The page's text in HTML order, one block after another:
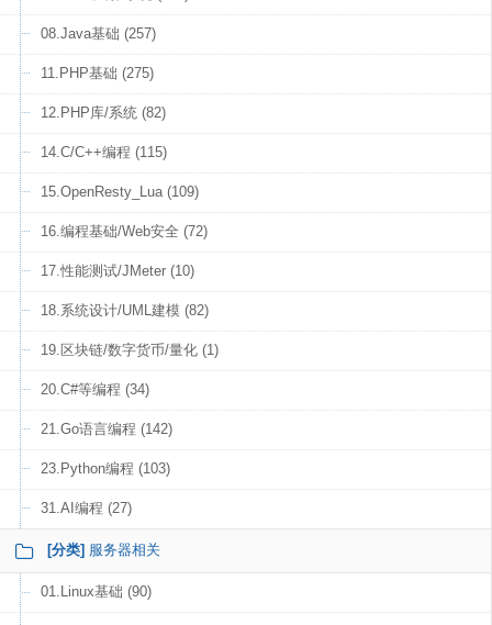
08.Java基础 (257)
11.PHP基础 (275)
12.PHP库/系统 (82)
14.C/C++编程 (115)
15.OpenResty_Lua (109)
16.编程基础/Web安全 (72)
17.性能测试/JMeter (10)
18.系统设计/UML建模 (82)
19.区块链/数字货币/量化 (1)
20.C#等编程 (34)
21.Go语言编程 (142)
23.Python编程 (103)
31.AI编程 (27)
[分类] 服务器相关
01.Linux基础 (90)